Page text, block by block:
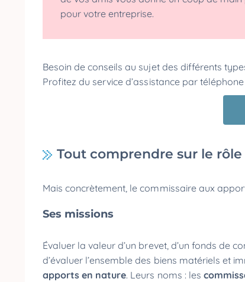
pour votre entreprise.
Besoin de conseils au sujet des différents
Profitez du service d’assistance par
Tout comprendre sur le
Mais concrètement, le commissaire aux
Ses missions
Évaluer la valeur d’un brevet, d’un fonds de
d’évaluer l’ensemble des biens matériels et
apports en nature. Leurs noms : les